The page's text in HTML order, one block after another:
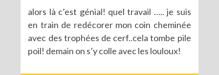
alors là c’est génial! quel travail ….. je suis
en train de redécorer mon coin cheminée
avec des trophées de cerf..cela tombe pile
poil! demain on s’y colle avec les louloux!